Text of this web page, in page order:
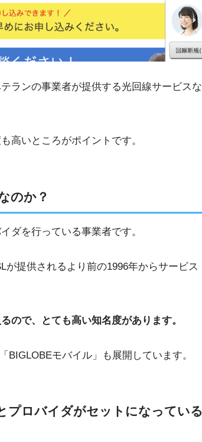
ランの事業者が提供する光回線サービスな
高いところがポイントです。
のか？
ダを行っている事業者です。
提供されるより前の1996年からサービス
ので、とても高い知名度があります。
モバイル」も展開しています。
プロバイダがセットになっている